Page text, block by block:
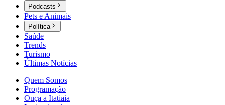
Podcasts
Pets e Animais
Política
Saúde
Trends
Turismo
Últimas Notícias
Quem Somos
Programação
Ouça a Itatiaia